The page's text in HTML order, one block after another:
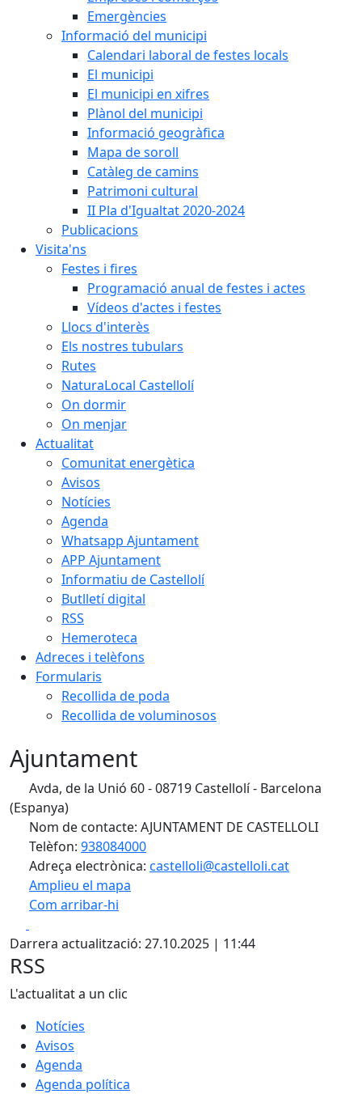
Emergències
Informació del municipi
Calendari laboral de festes locals
El municipi
El municipi en xifres
Plànol del municipi
Informació geogràfica
Mapa de soroll
Catàleg de camins
Patrimoni cultural
II Pla d'Igualtat 2020-2024
Publicacions
Visita'ns
Festes i fires
Programació anual de festes i actes
Vídeos d'actes i festes
Llocs d'interès
Els nostres tubulars
Rutes
NaturaLocal Castellolí
On dormir
On menjar
Actualitat
Comunitat energètica
Avisos
Notícies
Agenda
Whatsapp Ajuntament
APP Ajuntament
Informatiu de Castellolí
Butlletí digital
RSS
Hemeroteca
Adreces i telèfons
Formularis
Recollida de poda
Recollida de voluminosos
Ajuntament
Avda, de la Unió 60 - 08719 Castellolí - Barcelona
(Espanya)
Nom de contacte: AJUNTAMENT DE CASTELLOLI
Telèfon: 938084000
Adreça electrònica: castelloli@castelloli.cat
Amplieu el mapa
Com arribar-hi
+
−
Darrera actualització: 27.10.2025 | 11:44
RSS
L'actualitat a un clic
Notícies
Avisos
Agenda
Agenda política